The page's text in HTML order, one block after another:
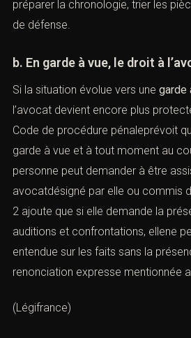
qu’il ne faut pas attendre le
chercher un conseil. L’avocat n’est
cadre,
préparer la chronologie, trier les
de défense.
b. En garde à vue, le droit à
Si la situation évolue vers unegarde
l’avocat devient encore plus
du Code de procédure
de la garde à vue et à tout moment
la personne peut demander à être
4-2 ajoute que si elle demande la